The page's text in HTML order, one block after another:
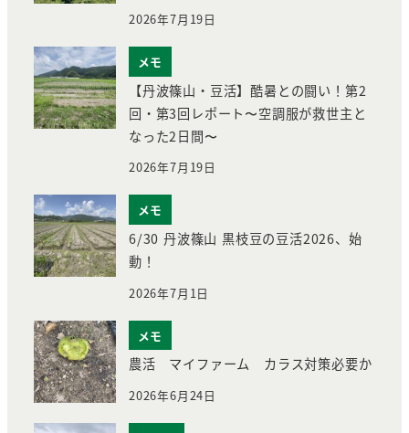
2026年7月19日
メモ
【丹波篠山・豆活】酷暑との闘い！第2
回・第3回レポート〜空調服が救世主と
なった2日間〜
2026年7月19日
メモ
6/30 丹波篠山 黒枝豆の豆活2026、始
動！
2026年7月1日
メモ
農活 マイファーム カラス対策必要か
2026年6月24日